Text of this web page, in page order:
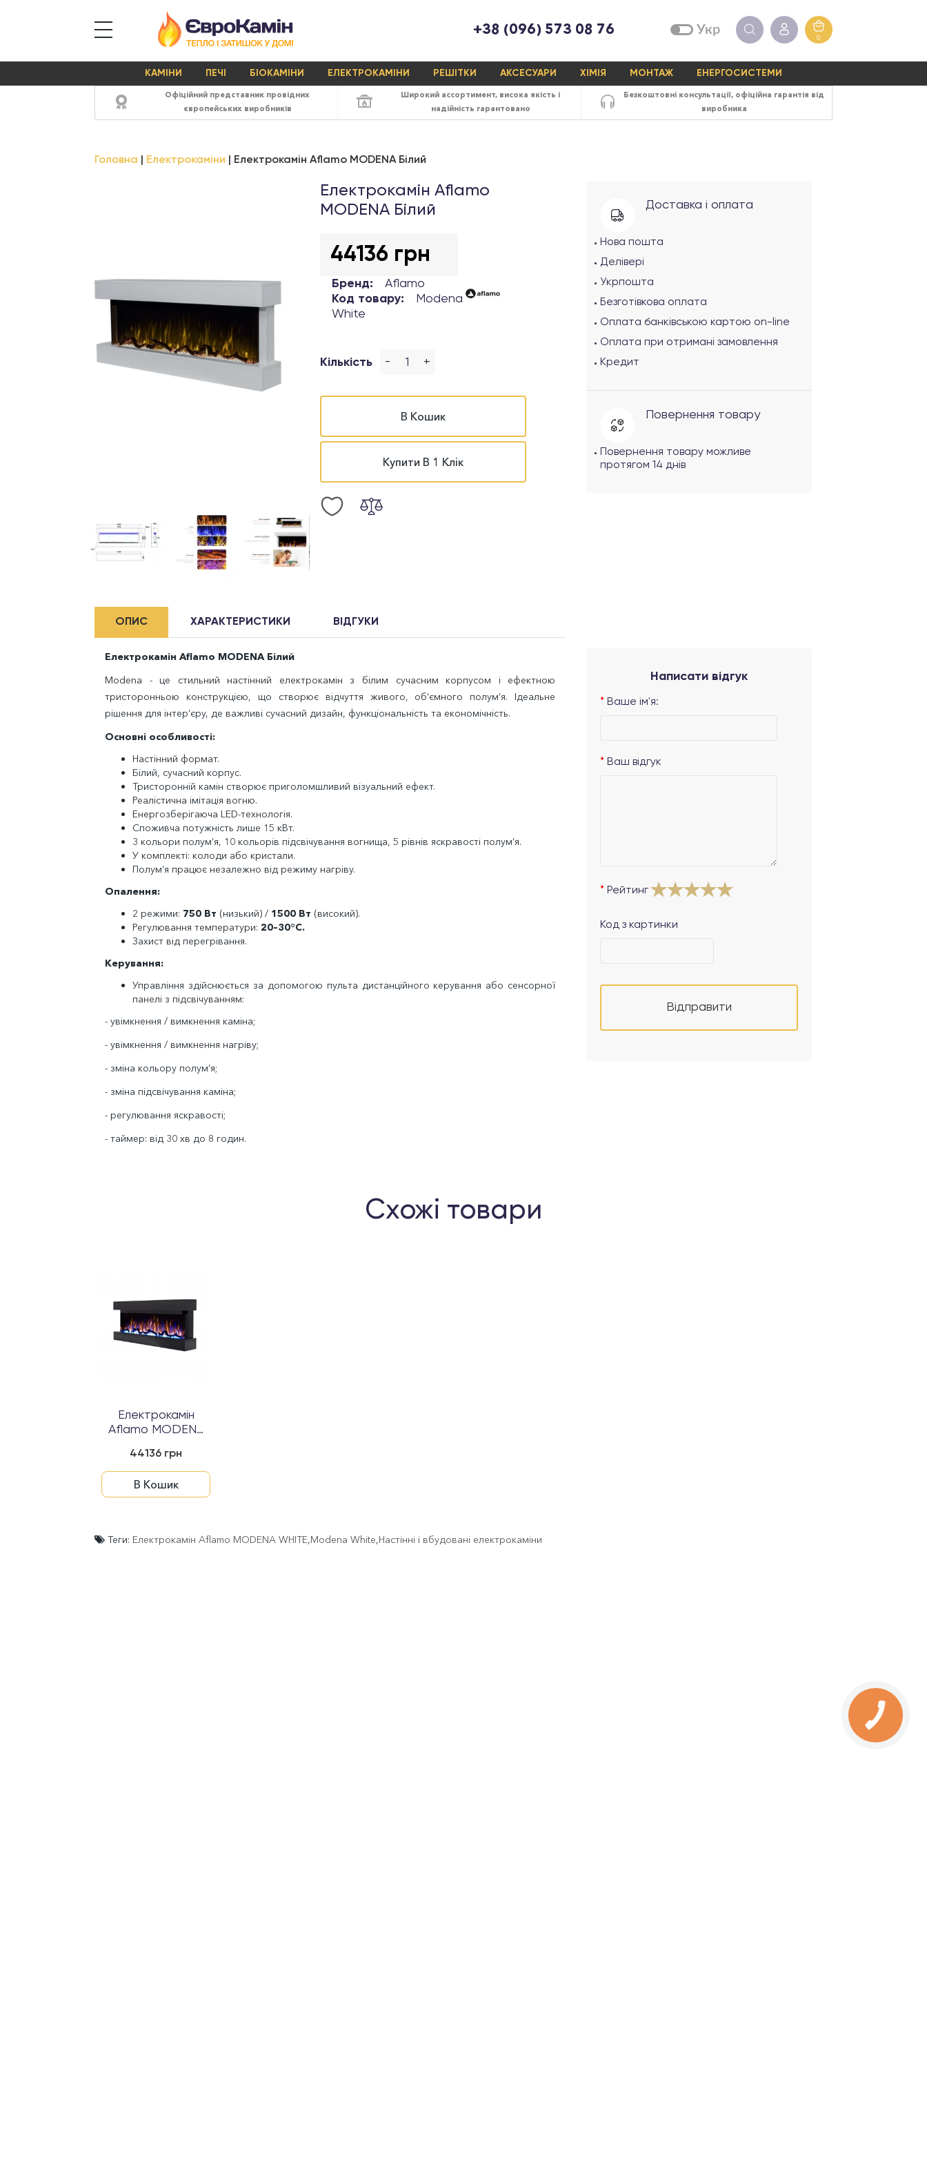
+38 (096) 573 08 76 Укр
0
КАМІНИ ПЕЧІ БІОКАМІНИ ЕЛЕКТРОКАМІНИ РЕШІТКИ АКСЕСУАРИ ХІМІЯ МОНТАЖ ЕНЕРГОСИСТЕМИ
Офіційний представник провідних
європейських виробників
Широкий ассортимент, висока якість і
надійність гарантовано
Безкоштовні консультації, офіційна гарантія від
виробника
Головна Електрокаміни Електрокамін Aflamo MODENA Білий
Електрокамін Aflamo
MODENA Білий
44136 грн
Бренд:
Aflamo
Код товару:
Modena
White
Кількість - +
В Кошик
Купити В 1 Клік
Доставка і оплата
Нова пошта
Делівері
Укрпошта
Безготівкова оплата
Оплата банківською картою on-line
Оплата при отримані замовлення
Кредит
Повернення товару
Повернення товару можливе
протягом 14 днів
ОПИС ХАРАКТЕРИСТИКИ ВІДГУКИ
Електрокамін Aflamo MODENA Білий
Modena - це стильний настінний електрокамін з білим сучасним корпусом і ефектною
тристоронньою конструкцією, що створює відчуття живого, об’ємного полум’я. Ідеальне
рішення для інтер’єру, де важливі сучасний дизайн, функціональність та економічність.
Основні особливості:
Настінний формат.
Білий, сучасний корпус.
Тристоронній камін створює приголомшливий візуальний ефект.
Реалістична імітація вогню.
Енергозберігаюча LED-технологія.
Споживча потужність лише 15 кВт.
3 кольори полум’я, 10 кольорів підсвічування вогнища, 5 рівнів яскравості полум’я.
У комплекті: колоди або кристали.
Полум’я працює незалежно від режиму нагріву.
Опалення:
2 режими: 750 Вт (низький) / 1500 Вт (високий).
Регулювання температури: 20–30°C.
Захист від перегрівання.
Керування:
Управління здійснюється за допомогою пульта дистанційного керування або сенсорної
панелі з підсвічуванням:
- увімкнення / вимкнення каміна;
- увімкнення / вимкнення нагріву;
- зміна кольору полум’я;
- зміна підсвічування каміна;
- регулювання яскравості;
- таймер: від 30 хв до 8 годин.
Написати відгук
Ваше ім'я:
Ваш відгук
Рейтинг
Код з картинки
Відправити
Схожі товари
Електрокамін
Aflamo MODENA
44136 грн
В Кошик
Теги: Електрокамін Aflamo MODENA WHITE,Modena White,Настінні і вбудовані електрокаміни